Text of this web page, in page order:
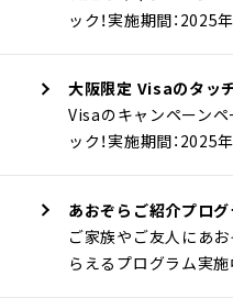
ック！実施期間：
大阪限定 Visaのタッ
Visaのキャンペーン
ック！実施期間：
あおぞらご紹介プログ
ご家族やご友人にあ
らえるプログラム実施